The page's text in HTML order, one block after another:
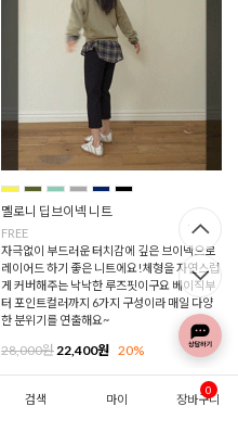
검색 마이 장바구니
0
멜로니 딥브이넥 니트
FREE
자극없이 부드러운 터치감에 깊은 브이넥으로
레이어드 하기 좋은 니트에요!체형을 자연스럽
게 커버해주는 낙낙한 루즈핏이구요 베이직부
터 포인트컬러까지 6가지 구성이라 매일 다양
한 분위기를 연출해요~
28,000원 22,400원 20%